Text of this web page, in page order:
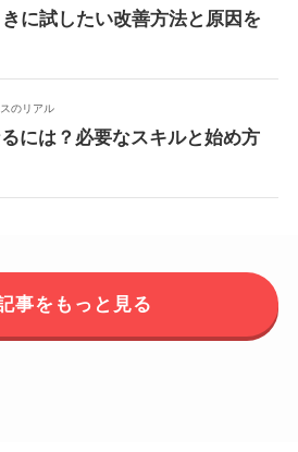
に試したい改善方法と原因を
のリアル
には？必要なスキルと始め方
事をもっと見る